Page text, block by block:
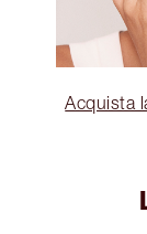
Acquista